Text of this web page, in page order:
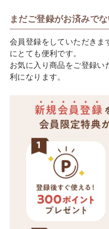
まだご登録がお済みで
会員登録をしていただきま
にとても便利です。
お気に入り商品をご登録い
利になります。